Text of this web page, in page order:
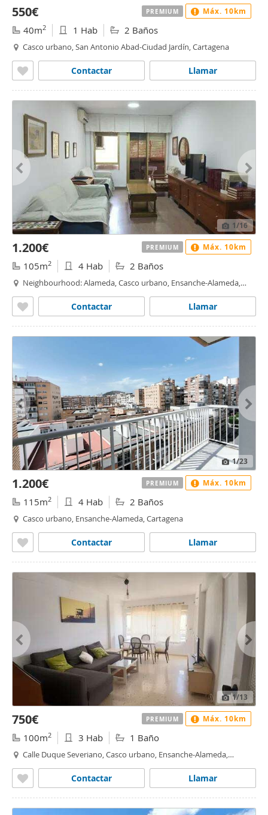
550€
40m2 1 Hab 2 Baños
Casco urbano, San Antonio Abad-Ciudad Jardín, Cartagena
Llamar
Contactar
PREMIUM Máx. 10km
1/16
1.200€
105m2 4 Hab 2 Baños
Neighbourhood: Alameda, Casco urbano, Ensanche-Alameda,
Llamar
Contactar
PREMIUM Máx. 10km
1/23
1.200€
115m2 4 Hab 2 Baños
Casco urbano, Ensanche-Alameda, Cartagena
Llamar
Contactar
PREMIUM Máx. 10km
1/13
750€
100m2 3 Hab 1 Baño
Calle Duque Severiano, Casco urbano, Ensanche-Alameda,
Llamar
Contactar
PREMIUM Máx. 10km